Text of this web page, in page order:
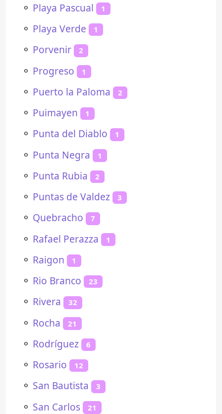
⚬ Playa Pascual 1
⚬ Playa Verde 1
⚬ Porvenir 2
⚬ Progreso 1
⚬ Puerto la Paloma 2
⚬ Puimayen 1
⚬ Punta del Diablo 1
⚬ Punta Negra 1
⚬ Punta Rubia 2
⚬ Puntas de Valdez 3
⚬ Quebracho 7
⚬ Rafael Perazza 1
⚬ Raigon 1
⚬ Rio Branco 23
⚬ Rivera 32
⚬ Rocha 21
⚬ Rodríguez 6
⚬ Rosario 12
⚬ San Bautista 3
⚬ San Carlos 21